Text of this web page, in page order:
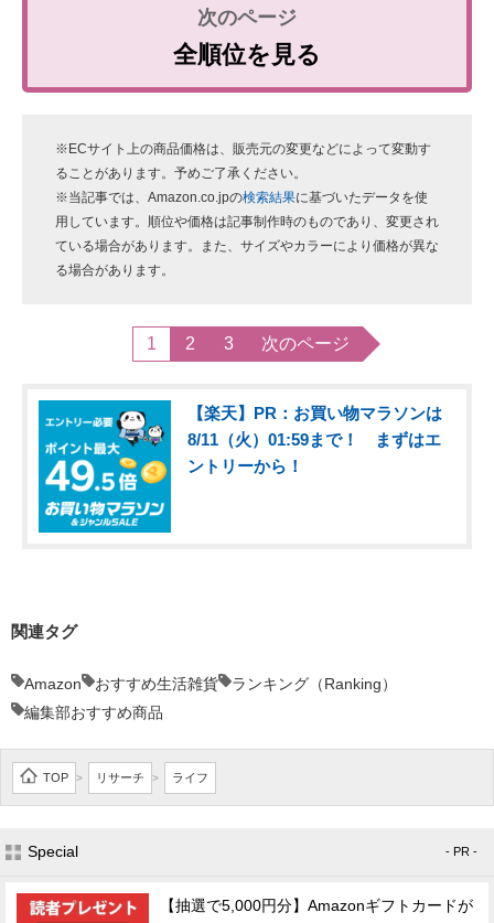
全順位を見る
※ECサイト上の商品価格は、販売元の変更などによって変動す
ることがあります。予めご了承ください。
※当記事では、Amazon.co.jpの検索結果に基づいたデータを使
用しています。順位や価格は記事制作時のものであり、変更され
ている場合があります。また、サイズやカラーにより価格が異な
る場合があります。
1 2 3 次のページ
【楽天】PR：お買い物マラソンは
8/11（火）01:59まで！ まずはエ
ントリーから！
関連タグ
Amazon おすすめ生活雑貨
ランキング（Ranking）
編集部おすすめ商品
TOP > リサーチ > ライフ
Special - PR -
【抽選で5,000円分】Amazonギフトカードが